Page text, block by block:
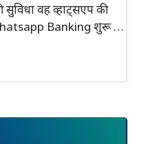
वह व्हाट्सएप की
Banking शुरू …